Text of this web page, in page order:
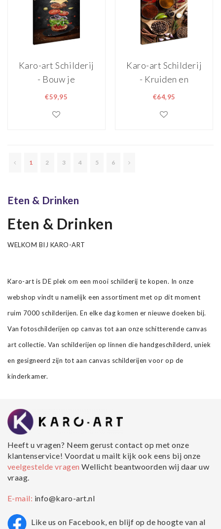
Karo-art Schilderij
- Bouw je
Hamburger,
Canvas
€59,95
Karo-art Schilderij
- Kruiden en
Specerijen op
print dus super
€64,95
1 2 3 4 5 6
Eten & Drinken
Eten & Drinken
WELKOM BIJ KARO-ART
Karo-art is DE plek om een mooi schilderij te kopen. In onze
webshop vindt u namelijk een assortiment met op dit moment
ruim 7000 schilderijen. En elke dag komen er nieuwe doeken bij.
Van fotoschilderijen op canvas tot aan onze schitterende canvas
art collectie. Van schilderijen op linnen die handgeschilderd, uniek
en gesigneerd zijn tot aan canvas schilderijen voor op de
kinderkamer.
Heeft u vragen? Neem gerust contact op met onze
klantenservice! Voordat u mailt kijk ook eens bij onze
veelgestelde vragenWellicht beantwoorden wij daar uw
vraag.
E-mail: info@karo-art.nl
Like us on Facebook, en blijf op de hoogte van al